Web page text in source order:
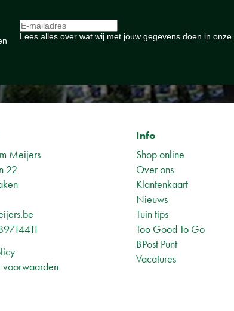
Lees alles over wat wij met jouw gegevens doen in onze
Meijers
22
voorwaarden
Info
Shop online
Over ons
Klantenkaart
Nieuws
Tuin tips
Too Good To Go
BPost Punt
Vacatures